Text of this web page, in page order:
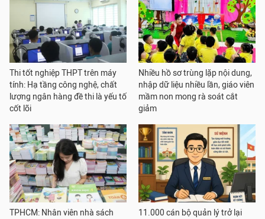
Thi tốt nghiệp THPT trên máy
tính: Hạ tầng công nghệ, chất
lượng ngân hàng đề thi là yếu tố
cốt lõi
Nhiều hồ sơ trùng lặp nội dung,
nhập dữ liệu nhiều lần, giáo viên
mầm non mong rà soát cắt
giảm
TPHCM: Nhân viên nhà sách
11.000 cán bộ quản lý trở lại